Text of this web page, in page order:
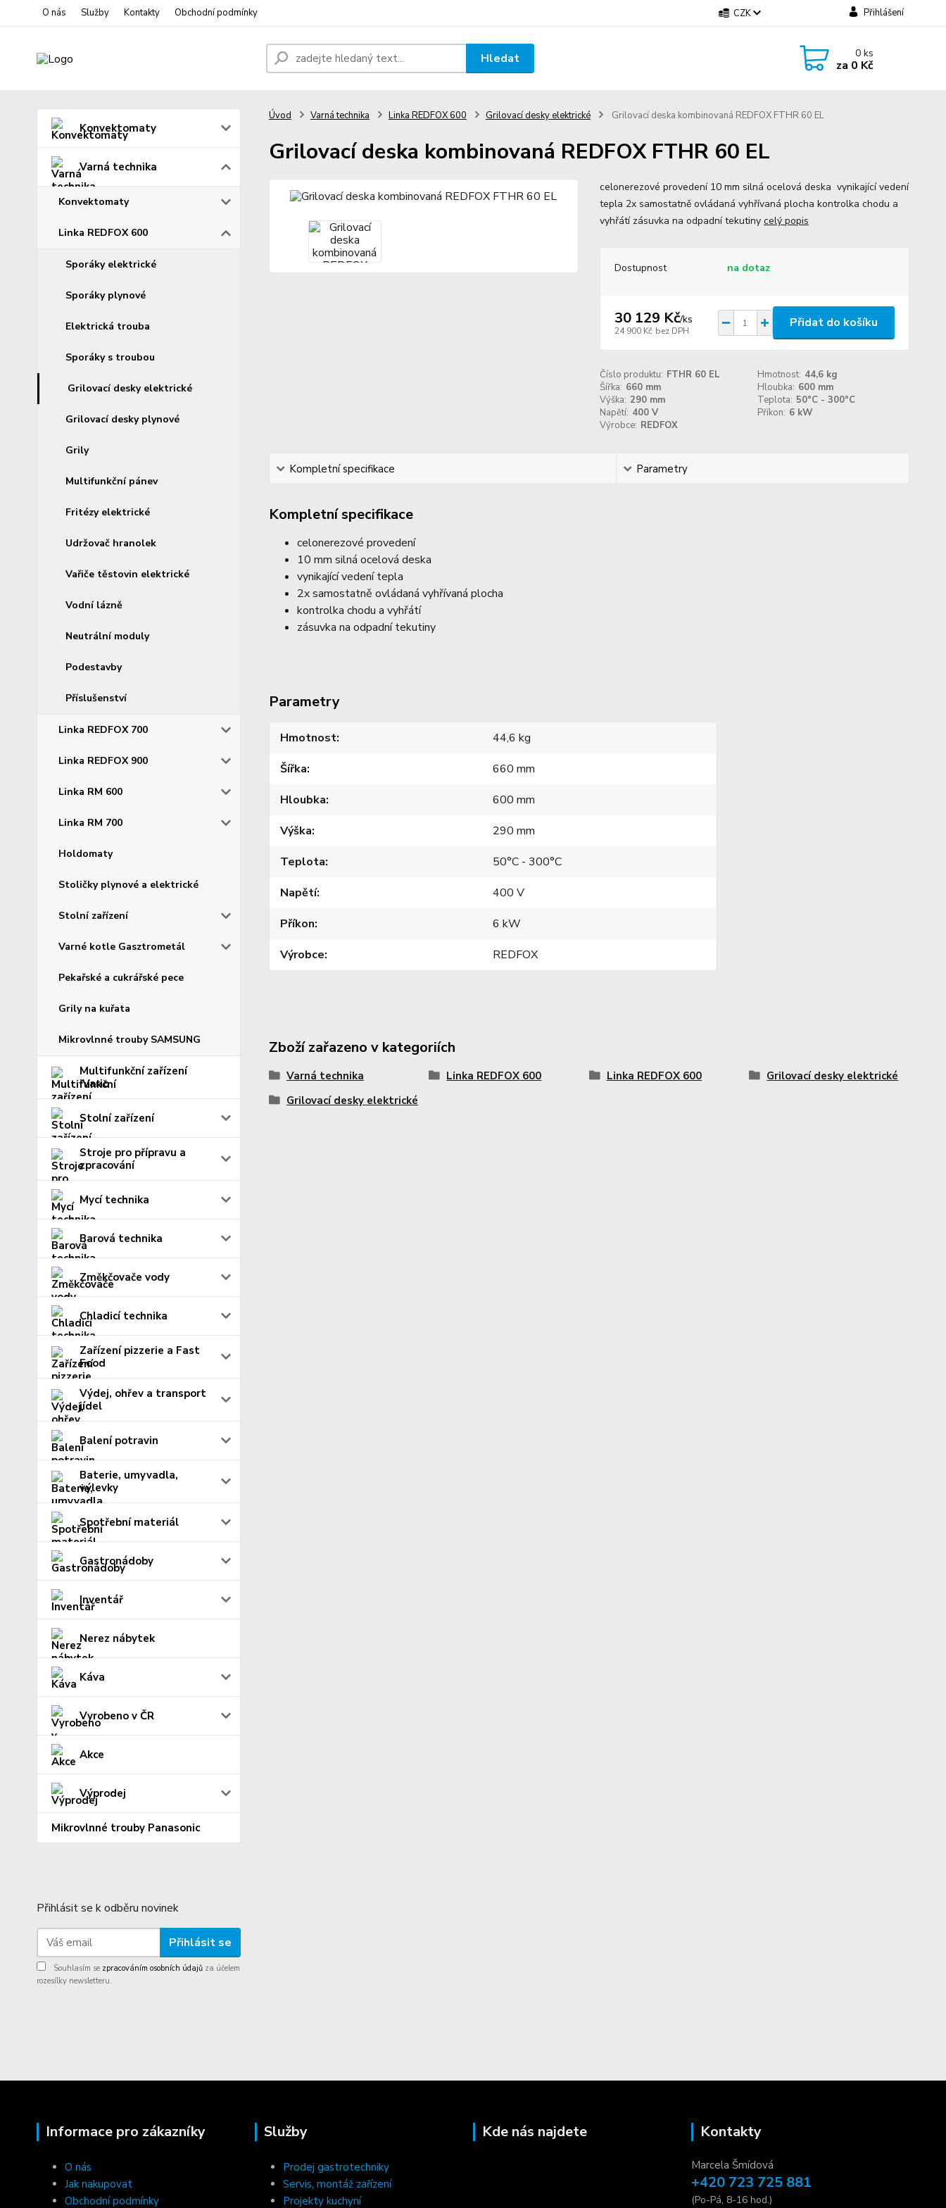
O nás Služby Kontakty Obchodní podmínky CZK Přihlášení
Hledat 0ks
za 0 Kč
Konvektomaty
Varná technika
Konvektomaty
Linka REDFOX 600
Sporáky elektrické
Sporáky plynové
Elektrická trouba
Sporáky s troubou
Grilovací desky elektrické
Grilovací desky plynové
Grily
Multifunkční pánev
Fritézy elektrické
Udržovač hranolek
Vařiče těstovin elektrické
Vodní lázně
Neutrální moduly
Podestavby
Příslušenství
Linka REDFOX 700
Linka REDFOX 900
Linka RM 600
Linka RM 700
Holdomaty
Stoličky plynové a elektrické
Stolní zařízení
Varné kotle Gasztrometál
Pekařské a cukrářské pece
Grily na kuřata
Mikrovlnné trouby SAMSUNG
Multifunkční zařízení
iVario
Stolní zařízení
Stroje pro přípravu a
zpracování
Mycí technika
Barová technika
Změkčovače vody
Chladicí technika
Zařízení pizzerie a Fast
Food
Výdej, ohřev a transport
jídel
Balení potravin
Baterie, umyvadla,
výlevky
Spotřební materiál
Gastronádoby
Inventář
Nerez nábytek
Káva
Vyrobeno v ČR
Akce
Výprodej
Mikrovlnné trouby Panasonic
Přihlásit se k odběru novinek
Přihlásit se
Souhlasím se zpracováním osobních údajů za účelem
rozesílky newsletteru.
Úvod Varná technika Linka REDFOX 600 Grilovací desky elektrické Grilovací deska kombinovaná REDFOX FTHR 60 EL
Grilovací deska kombinovaná REDFOX FTHR 60 EL
celonerezové provedení 10 mm silná ocelová deska vynikající vedení
tepla 2x samostatně ovládaná vyhřívaná plocha kontrolka chodu a
vyhřátí zásuvka na odpadní tekutiny celý popis
Dostupnost na dotaz
30 129 Kč/ks
24 900 Kč bez DPH
Přidat do košíku
Číslo produktu: FTHR 60 EL Hmotnost: 44,6 kg
Šířka: 660 mm Hloubka: 600 mm
Výška: 290 mm Teplota: 50°C - 300°C
Napětí: 400 V Příkon: 6 kW
Výrobce: REDFOX
Kompletní specifikace Parametry
Kompletní specifikace
celonerezové provedení
10 mm silná ocelová deska
vynikající vedení tepla
2x samostatně ovládaná vyhřívaná plocha
kontrolka chodu a vyhřátí
zásuvka na odpadní tekutiny
Parametry
Hmotnost
44,6 kg
Šířka
660 mm
Hloubka
600 mm
Výška
290 mm
Teplota
50°C - 300°C
Napětí
400 V
Příkon
6 kW
Výrobce
REDFOX
Zboží zařazeno v kategoriích
Varná technika Linka REDFOX 600 Linka REDFOX 600
Grilovací desky elektrické
Grilovací desky elektrické
Informace pro zákazníky
O nás
Jak nakupovat
Obchodní podmínky
Služby
Prodej gastrotechniky
Servis, montáž zařízení
Projekty kuchyní
Kde nás najdete Kontakty
Marcela Šmídová
+420 723 725 881
(Po-Pá, 8-16 hod.)